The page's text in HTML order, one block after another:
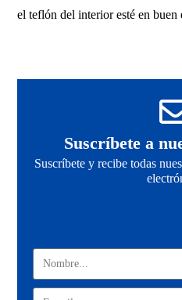
el teflón del interior esté en buen
Suscríbete a
Suscríbete y recibe todas